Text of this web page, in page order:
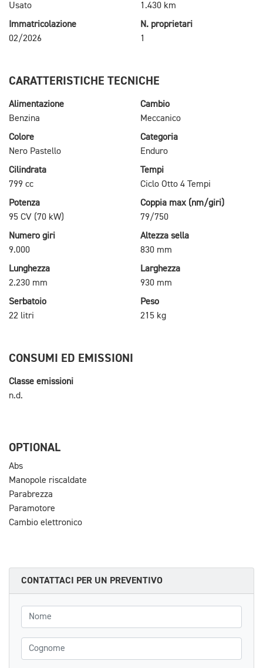
Usato
1.430 km
Immatricolazione
02/2026
N. proprietari
1
CARATTERISTICHE TECNICHE
Alimentazione
Benzina
Cambio
Meccanico
Colore
Nero Pastello
Categoria
Enduro
Cilindrata
799 cc
Tempi
Ciclo Otto 4 Tempi
Potenza
95 CV (70 kW)
Coppia max (nm/giri)
79/750
Numero giri
9.000
Altezza sella
830 mm
Lunghezza
2.230 mm
Larghezza
930 mm
Serbatoio
22 litri
Peso
215 kg
CONSUMI ED EMISSIONI
Classe emissioni
n.d.
OPTIONAL
Abs
Manopole riscaldate
Parabrezza
Paramotore
Cambio elettronico
CONTATTACI PER UN PREVENTIVO
Nome
Cognome